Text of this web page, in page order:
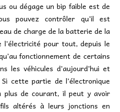
ou dégage un bip faible est de
pouvez contrôler qu’il est
de charge de la batterie de la
l’électricité pour tout, depuis le
fonctionnement de certains
les véhicules d’aujourd’hui et
cette partie de l’électronique
plus de courant, il peut y avoir
altérés à leurs jonctions en